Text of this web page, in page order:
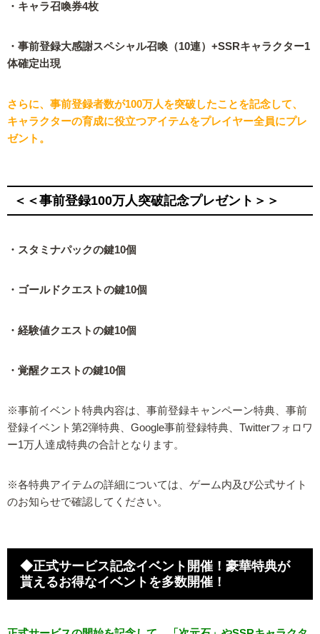
・キャラ召喚券4枚
・事前登録大感謝スペシャル召喚（10連）+SSRキャラクター1
体確定出現
さらに、事前登録者数が100万人を突破したことを記念して、
キャラクターの育成に役立つアイテムをプレイヤー全員にプレ
ゼント。
＜＜事前登録100万人突破記念プレゼント＞＞
・スタミナパックの鍵10個
・ゴールドクエストの鍵10個
・経験値クエストの鍵10個
・覚醒クエストの鍵10個
※事前イベント特典内容は、事前登録キャンペーン特典、事前
登録イベント第2弾特典、Google事前登録特典、Twitterフォロワ
ー1万人達成特典の合計となります。
※各特典アイテムの詳細については、ゲーム内及び公式サイト
のお知らせで確認してください。
◆正式サービス記念イベント開催！豪華特典が
貰えるお得なイベントを多数開催！